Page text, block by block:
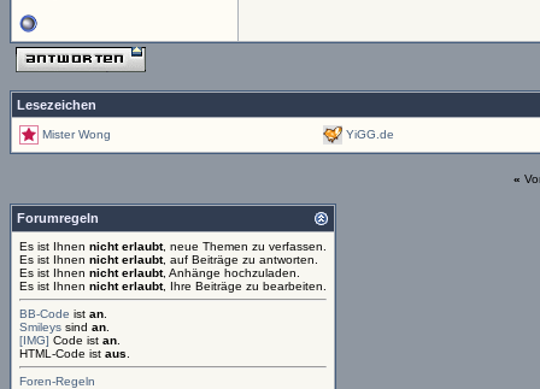
Lesezeichen
Mister Wong YiGG.de
«
Forumregeln
Es ist Ihnen nicht erlaubt, neue Themen zu verfassen.
Es ist Ihnen nicht erlaubt, auf Beiträge zu antworten.
Es ist Ihnen nicht erlaubt, Anhänge hochzuladen.
Es ist Ihnen nicht erlaubt, Ihre Beiträge zu bearbeiten.
BB-Code ist an
Smileys sind an
[IMG] Code ist an
HTML-Code ist aus
Foren-Regeln